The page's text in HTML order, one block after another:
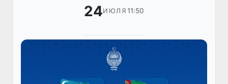
24ИЮЛЯ 11:50